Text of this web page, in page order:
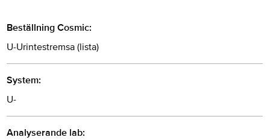
Beställning Cosmic:
U-Urintestremsa (lista)
System:
U-
Analyserande lab: